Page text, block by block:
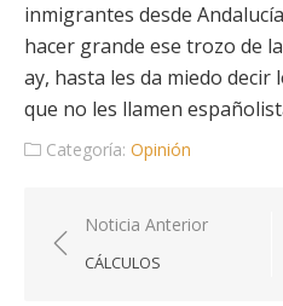
inmigrantes desde
hacer grande ese trozo de
ay, hasta les da miedo
que no les llamen
Categoría: Opinión
Navegación
de
Noticia Anterior
CÁLCULOS